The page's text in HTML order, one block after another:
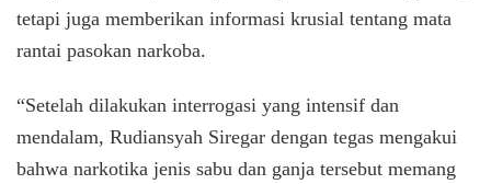
tetapi juga memberikan informasi krusial tentang mata
rantai pasokan narkoba.
“Setelah dilakukan interrogasi yang intensif dan
mendalam, Rudiansyah Siregar dengan tegas mengakui
bahwa narkotika jenis sabu dan ganja tersebut memang